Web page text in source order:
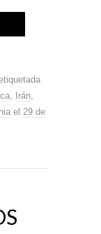
Irán
el 29 de